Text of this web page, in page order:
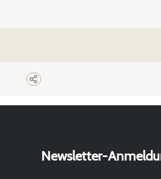
Newsletter-